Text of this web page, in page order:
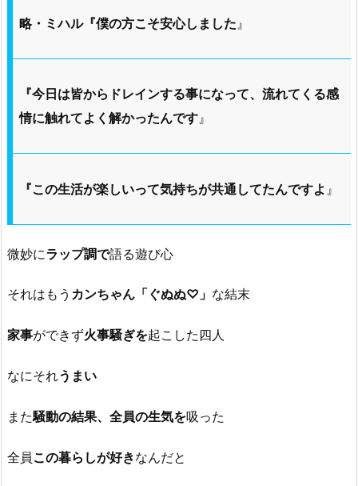
略・ミハル『僕の方こそ安心しました 』
『今日は皆からドレインする事になって、流れてくる感
情に触れてよく解かったんです』
『この生活が楽しいって気持ちが共通してたんですよ 』
微妙にラップ調で語る遊び心
それはもう カンちゃん「ぐぬぬ♡」 な結末
家事ができず火事騒ぎを起こした四人
なにそれうまい
また騒動の結果、全員の生気を吸った
全員 この暮らしが好きなんだと